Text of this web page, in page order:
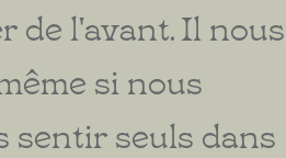
de l'avant. Il nous
si nous
sentir seuls dans